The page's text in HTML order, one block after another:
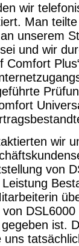
wir
Man
unserem
und wir
Comfort
wir
von
ist.
uns